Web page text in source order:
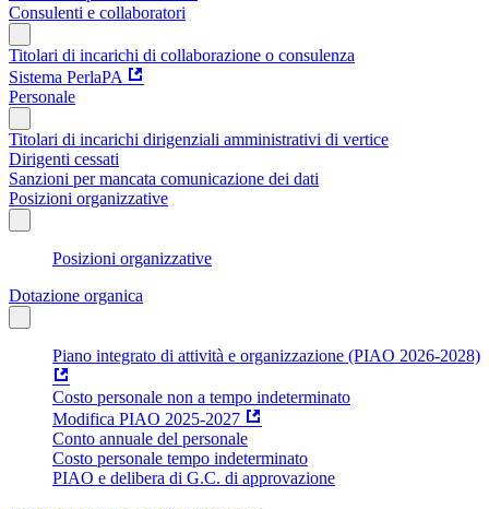
Consulenti e collaboratori
Titolari di incarichi di collaborazione o consulenza
Sistema PerlaPA
Personale
Titolari di incarichi dirigenziali amministrativi di vertice
Dirigenti cessati
Sanzioni per mancata comunicazione dei dati
Posizioni organizzative
Posizioni organizzative
Dotazione organica
Piano integrato di attività e organizzazione (PIAO 2026-2028)
Costo personale non a tempo indeterminato
Modifica PIAO 2025-2027
Conto annuale del personale
Costo personale tempo indeterminato
PIAO e delibera di G.C. di approvazione